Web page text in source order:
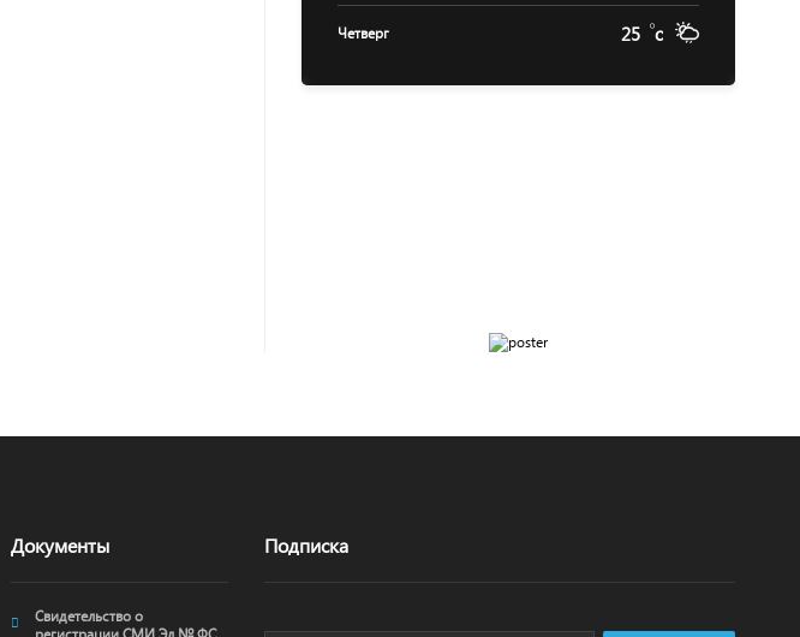
Четверг 25 c
Документы
Свидетельство о
Подписка